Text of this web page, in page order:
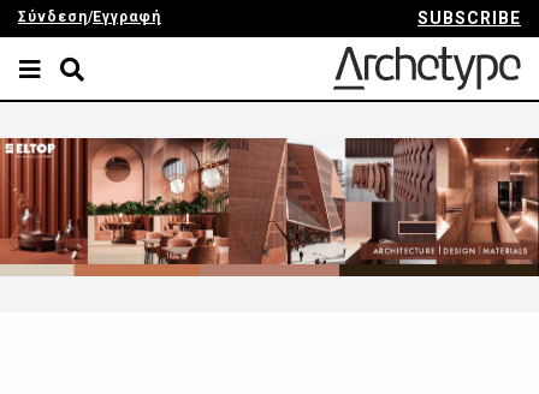
Σύνδεση/Εγγραφή SUBSCRIBE